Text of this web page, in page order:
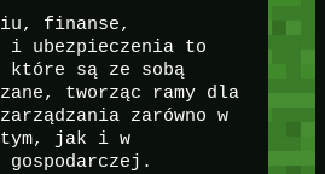
finanse,
i ubezpieczenia to
które są ze sobą
tworząc ramy dla
zarówno w
jak i w